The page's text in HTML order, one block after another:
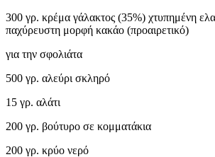
300 γρ. κρέμα γάλακτος (35%) χτυπημένη
παχύρευστη μορφή κακάο (προαιρετικό)
για την σφολιάτα
500 γρ. αλεύρι σκληρό
15 γρ. αλάτι
200 γρ. βούτυρο σε κομματάκια
200 γρ. κρύο νερό